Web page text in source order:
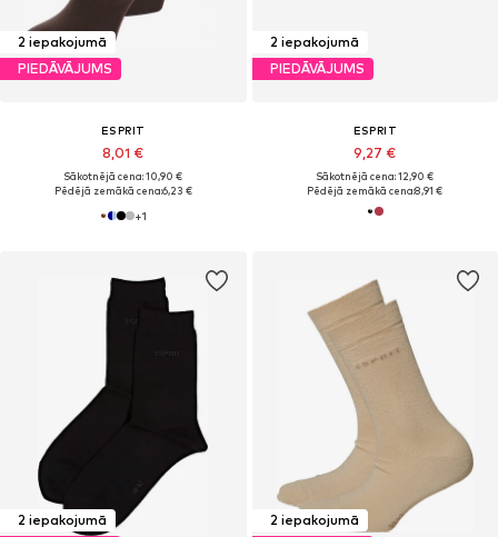
2 iepakojumā
PIEDĀVĀJUMS
ESPRIT
8,01 €
Sākotnējā cena: 10,90 €
Pēdējā zemākā cena:6,23 €
+1
2 iepakojumā
PIEDĀVĀJUMS
ESPRIT
9,27 €
Sākotnējā cena: 12,90 €
Pēdējā zemākā cena:8,91 €
2 iepakojumā
2 iepakojumā